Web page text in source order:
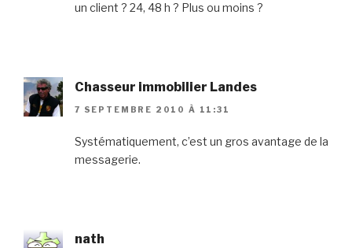
un client ? 24, 48 h ? Plus ou moins ?
Chasseur immobilier Landes
7 SEPTEMBRE 2010 À 11:31
Systématiquement, c’est un gros avantage de la
messagerie.
nath